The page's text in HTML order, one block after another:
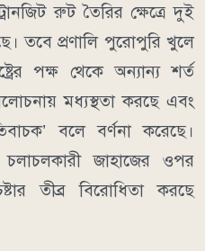
রুট তৈরির ক্ষেত্রে দুই
তবে প্রণালি পুরোপুরি খুলে
পক্ষ থেকে অন্যান্য শর্ত
মধ্যস্থতা করছে এবং
বলে বর্ণনা করেছে।
জাহাজের ওপর
তীব্র বিরোধিতা করছে